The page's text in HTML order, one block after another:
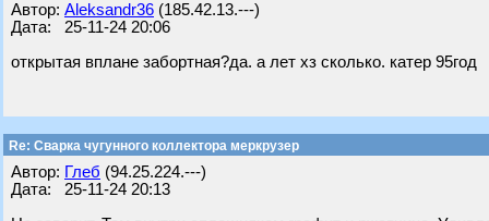
Автор: Aleksandr36 (185.42.13.---)
Дата: 25-11-24 20:06
открытая вплане забортная?да. а лет хз сколько. катер 95год
Re: Сварка чугунного коллектора меркрузер
Автор: Глеб (94.25.224.---)
Дата: 25-11-24 20:13